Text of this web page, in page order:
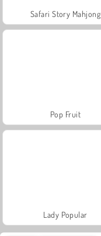
Safari Story Mahjong
Pop Fruit
Lady Popular